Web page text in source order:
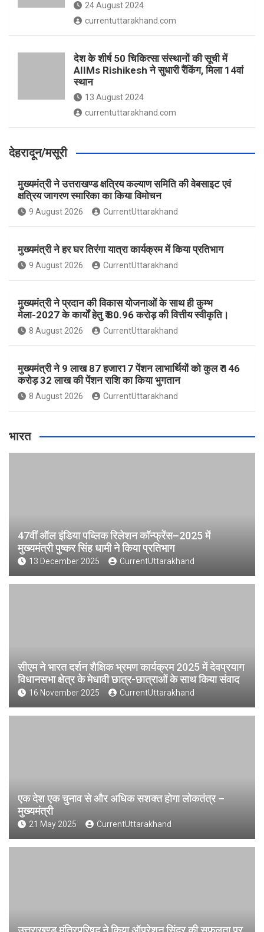
24 August 2024
currentuttarakhand.com
देश के शीर्ष 50 चिकित्सा संस्थानों की सूची में
AIIMs Rishikesh ने सुधारी रैंकिंग, मिला 14वां
स्थान
13 August 2024
currentuttarakhand.com
देहरादून/मसूरी
मुख्यमंत्री ने उत्तराखण्ड क्षत्रिय कल्याण समिति की वेबसाइट एवं
क्षत्रिय जागरण स्मारिका का किया विमोचन
9 August 2026 CurrentUttarakhand
मुख्यमंत्री ने हर घर तिरंगा यात्रा कार्यक्रम में किया प्रतिभाग
9 August 2026 CurrentUttarakhand
मुख्यमंत्री ने प्रदान की विकास योजनाओं के साथ ही कुम्भ
मेला-2027 के कार्यों हेतु ₹ 80.96 करोड़ की वित्तीय स्वीकृति।
8 August 2026 CurrentUttarakhand
मुख्यमंत्री ने 9 लाख 87 हजार17 पेंशन लाभार्थियों को कुल ₹ 146
करोड़ 32 लाख की पेंशन राशि का किया भुगतान
8 August 2026 CurrentUttarakhand
भारत
47वीं ऑल इंडिया पब्लिक रिलेशन कॉन्फ्रेंस–2025 में
मुख्यमंत्री पुष्कर सिंह धामी ने किया प्रतिभाग
13 December 2025 CurrentUttarakhand
सीएम ने भारत दर्शन शैक्षिक भ्रमण कार्यक्रम 2025 में देवप्रयाग
विधानसभा क्षेत्र के मेधावी छात्र-छात्राओं के साथ किया संवाद
16 November 2025 CurrentUttarakhand
एक देश एक चुनाव से और अधिक सशक्त होगा लोकतंत्र –
मुख्यमंत्री
21 May 2025 CurrentUttarakhand